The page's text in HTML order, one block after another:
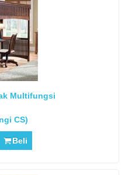
Multifungsi
CS)
Beli